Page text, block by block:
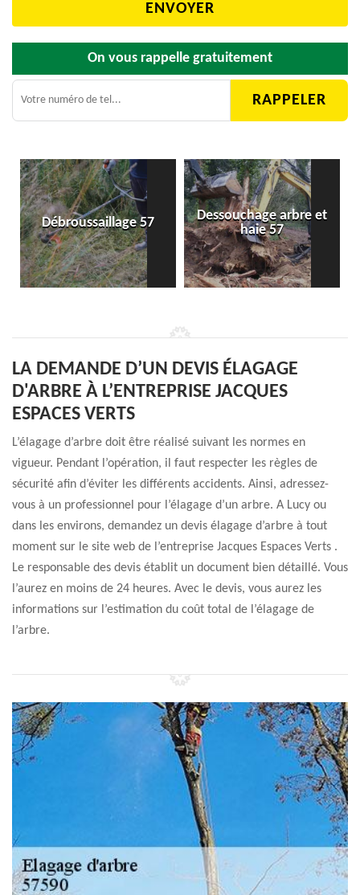
On vous rappelle gratuitement
Débroussaillage 57
Dessouchage arbre et
haie 57
LA DEMANDE D’UN DEVIS ÉLAGAGE
D'ARBRE À L’ENTREPRISE JACQUES
ESPACES VERTS
L’élagage d’arbre doit être réalisé suivant les normes en
vigueur. Pendant l’opération, il faut respecter les règles de
sécurité afin d’éviter les différents accidents. Ainsi, adressez-
vous à un professionnel pour l’élagage d’un arbre. A Lucy ou
dans les environs, demandez un devis élagage d’arbre à tout
moment sur le site web de l’entreprise Jacques Espaces Verts .
Le responsable des devis établit un document bien détaillé. Vous
l’aurez en moins de 24 heures. Avec le devis, vous aurez les
informations sur l’estimation du coût total de l’élagage de
l’arbre.